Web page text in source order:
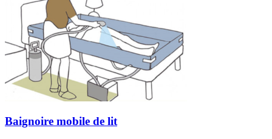
Baignoire mobile de lit